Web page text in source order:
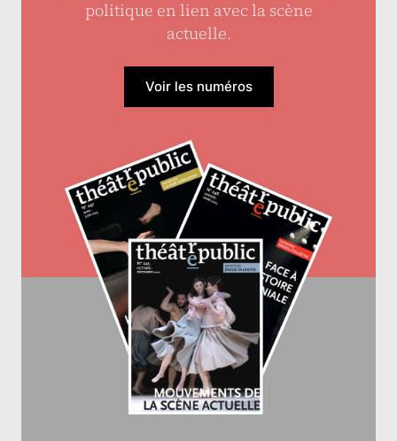
politique en lien avec la scène
actuelle.
Voir les numéros